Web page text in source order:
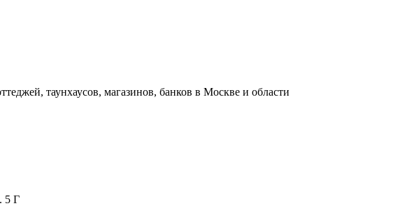
таунхаусов, магазинов, банков в Москве и области
5 Г